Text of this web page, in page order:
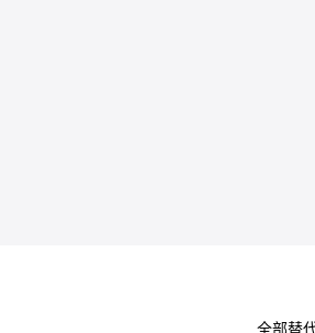
全部替